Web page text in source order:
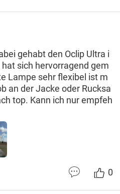
gehabt den Oclip Ultra i
sich hervorragend gem
Lampe sehr flexibel ist m
an der Jacke oder Rucksa
top. Kann ich nur empfeh
0